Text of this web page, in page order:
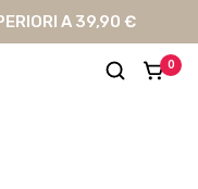
A 39,90 €
0